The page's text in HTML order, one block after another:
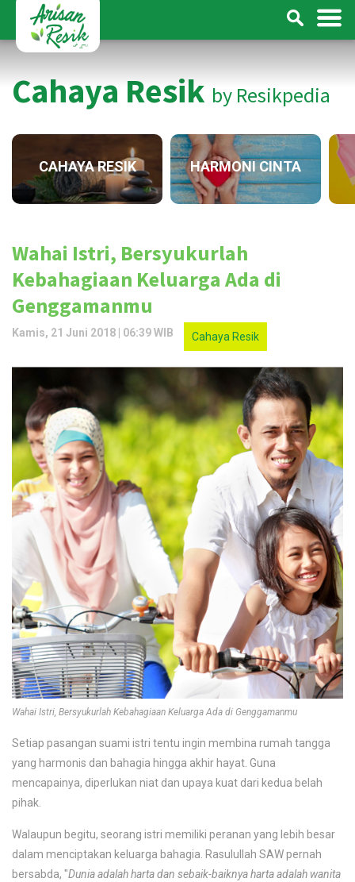
Cahaya Resik by Resikpedia
CAHAYA RESIK HARMONI CINTA
Wahai Istri, Bersyukurlah
Kebahagiaan Keluarga Ada di
Genggamanmu
Kamis, 21 Juni 2018 | 06:39 WIB Cahaya Resik
Wahai Istri, Bersyukurlah Kebahagiaan Keluarga Ada di Genggamanmu
Setiap pasangan suami istri tentu ingin membina rumah tangga
yang harmonis dan bahagia hingga akhir hayat. Guna
mencapainya, diperlukan niat dan upaya kuat dari kedua belah
pihak.
Walaupun begitu, seorang istri memiliki peranan yang lebih besar
dalam menciptakan keluarga bahagia. Rasulullah SAW pernah
bersabda, "Dunia adalah harta dan sebaik-baiknya harta adalah wanita